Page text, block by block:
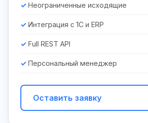
Неограниченные исходящие
Интеграция с 1С и ERP
Full REST API
Персональный менеджер
Оставить заявку